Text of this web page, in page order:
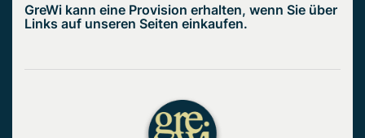
GreWi kann eine Provision erhalten, wenn Sie über
Links auf unseren Seiten einkaufen.